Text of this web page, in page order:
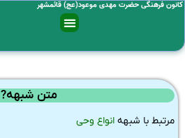
کانون فرهنگی حضرت مهدی موعود(عج) قائمشهر
متن شبهه?
مرتبط با شبهه انواع وحی